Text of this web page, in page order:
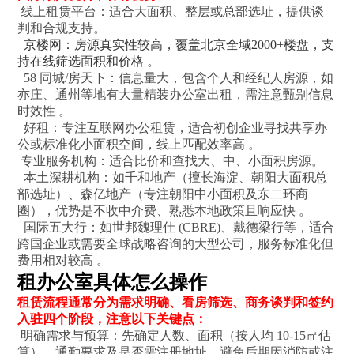
线上租赁平台：适合大面积、整层或总部选址，提供谈
判和合规支持。
京楼网：房源真实性较高，覆盖北京全域2000+楼盘，支
持在线筛选面积和价格 。
58 同城/房天下：信息量大，包含个人和经纪人房源，如
亦庄、通州等地有大量精装办公室出租，需注意甄别信息
时效性 。
好租：专注互联网办公租赁，适合初创企业寻找共享办
公或标准化小面积空间，线上匹配效率高 。
专业服务机构：适合比价和查找大、中、小面积房源。
本土深耕机构：如千和地产（擅长海淀、朝阳大面积总
部选址）、森亿地产（专注朝阳中小面积及东二环商
圈），优势是不收中介费、熟悉本地政策且响应快 。
国际五大行：如世邦魏理仕 (CBRE)、戴德梁行等，适合
跨国企业或需要全球战略咨询的大型公司，服务标准化但
费用相对较高 。
租办公室具体怎么操作
租赁流程通常分为需求明确、看房筛选、商务谈判和签约
入驻四个阶段，注意以下关键点：
明确需求与预算：先确定人数、面积（按人均 10-15㎡估